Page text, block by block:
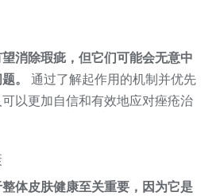
消除瑕疵，但它们可能会无意中
。
通过了解起作用的机制并优先
以更加自信和有效地应对痤疮治
体皮肤健康至关重要，因为它是